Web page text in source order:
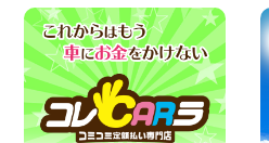
空き有ります!!
ン 軽トラ 車種
町田根岸店